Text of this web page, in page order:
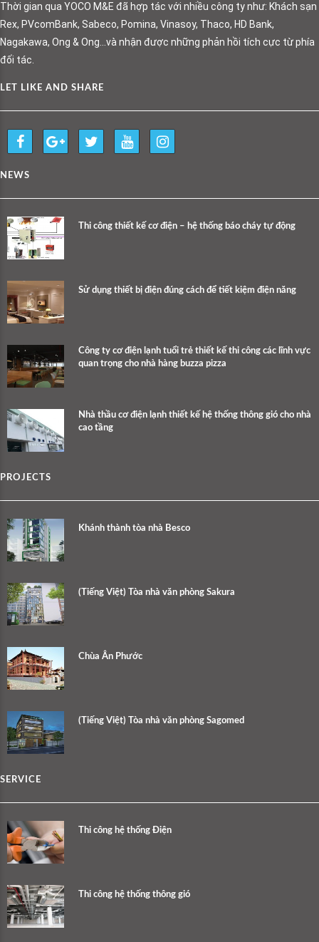
Thời gian qua YOCO M&E đã hợp tác với nhiều công ty như: Khách sạn
Rex, PVcomBank, Sabeco, Pomina, Vinasoy, Thaco, HD Bank,
Nagakawa, Ong & Ong…và nhận được những phản hồi tích cực từ phía
đối tác.
LET LIKE AND SHARE
NEWS
Thi công thiết kế cơ điện – hệ thống báo cháy tự động
Sử dụng thiết bị điện đúng cách để tiết kiệm điện năng
Công ty cơ điện lạnh tuổi trẻ thiết kế thi công các lĩnh vực
quan trọng cho nhà hàng buzza pizza
Nhà thầu cơ điện lạnh thiết kế hệ thống thông gió cho nhà
cao tầng
PROJECTS
Khánh thành tòa nhà Besco
(Tiếng Việt) Tòa nhà văn phòng Sakura
Chùa Ân Phước
(Tiếng Việt) Tòa nhà văn phòng Sagomed
SERVICE
Thi công hệ thống Điện
Thi công hệ thống thông gió